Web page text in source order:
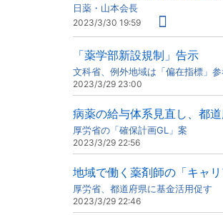
日薬・山本会長
2023/3/30 19:59
「薬学部新設規制」告示
文科省、例外地域は「偏在指標」
2023/3/29 23:00
病薬の給与体系見直し、都
厚労省の「確保計画GL」案
2023/3/29 22:56
地域で働く薬剤師の「キャ
厚労省、都道府県に基金活用促す
2023/3/29 22:46